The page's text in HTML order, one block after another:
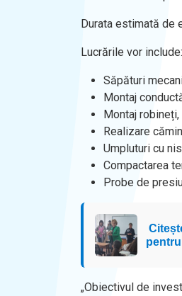
Durata estimată de
Lucrările vor include:
Săpături
Montaj
Montaj
Realizare
Umpluturi cu
Compactarea
Probe de
„Obiectivul de